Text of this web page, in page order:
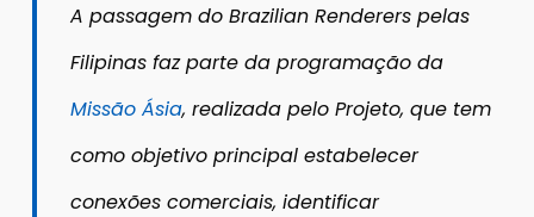
A passagem do Brazilian Renderers pelas
Filipinas faz parte da programação da
Missão Ásia, realizada pelo Projeto, que tem
como objetivo principal estabelecer
conexões comerciais, identificar